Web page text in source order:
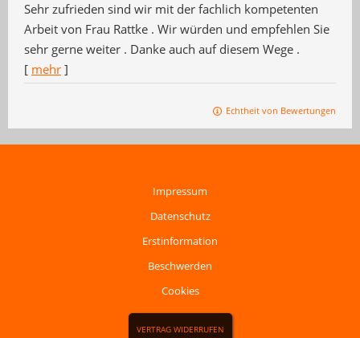
Sehr zufrieden sind wir mit der fachlich kompetenten
Arbeit von Frau Rattke . Wir würden und empfehlen Sie
sehr gerne weiter . Danke auch auf diesem Wege .
[ mehr ]
Echtheit von Bewertungen
Impressum
Datenschutz
Erstinformation
Beschwerden
Cookies
VERTRAG WIDERRUFEN